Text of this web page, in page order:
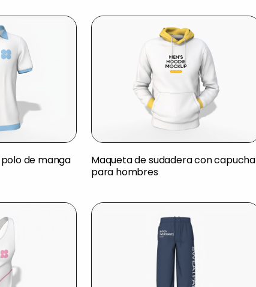
de manga
Maqueta de sudadera con capucha
para hombres